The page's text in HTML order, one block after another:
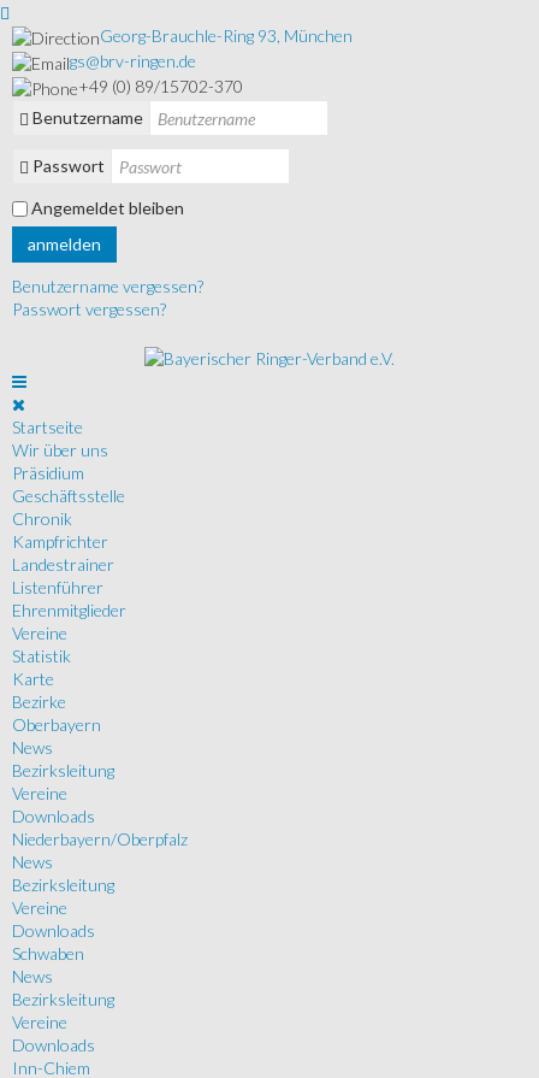
Georg-Brauchle-Ring 93, München
gs@brv-ringen.de
+49 (0) 89/15702-370
Benutzername
Passwort
Angemeldet bleiben
anmelden
Benutzername vergessen?
Passwort vergessen?
Startseite
Wir über uns
Präsidium
Geschäftsstelle
Chronik
Kampfrichter
Landestrainer
Listenführer
Ehrenmitglieder
Vereine
Statistik
Karte
Bezirke
Oberbayern
News
Bezirksleitung
Vereine
Downloads
Niederbayern/Oberpfalz
News
Bezirksleitung
Vereine
Downloads
Schwaben
News
Bezirksleitung
Vereine
Downloads
Inn-Chiem